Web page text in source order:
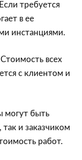
требуется
в ее
инстанциями.
Стоимость всех
с клиентом и
могут быть
и заказчиком
работ.